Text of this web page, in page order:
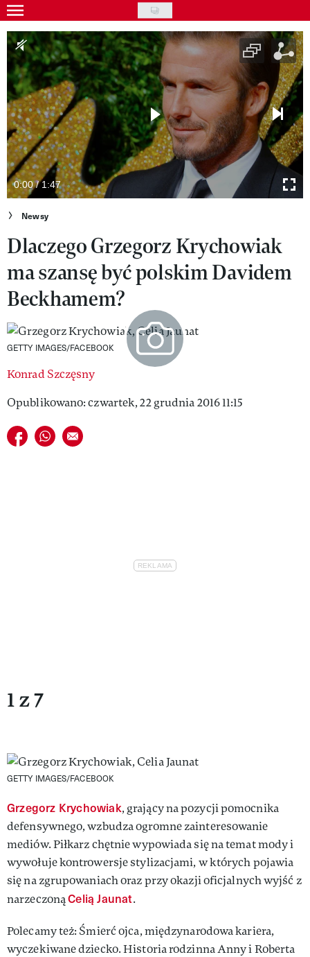
Skip
to
main
content
Gwiazdy
Ludzie
Moda
Uroda
Styl życia
Kultura
Wideo
Nasze akcje
VIVA!ART
VIVA!MODA
VIVA!LIFESTYLE
MAGAZYN VIVA!
0:00 / 1:47
Newsy
Dlaczego Grzegorz Krychowiak
ma szansę być polskim Davidem
Beckhamem?
GETTY IMAGES/FACEBOOK
Konrad Szczęsny
Opublikowano: czwartek, 22 grudnia 2016 11:15
Udostępnij na facebook
Udostępnij na whatsapp
E-mail do przyjaciela
1 z 7
GETTY IMAGES/FACEBOOK
Grzegorz Krychowiak, grający na pozycji pomocnika
defensywnego, wzbudza ogromne zainteresowanie
mediów. Piłkarz chętnie wypowiada się na temat mody i
wywołuje kontrowersje stylizacjami, w których pojawia
się na zgrupowaniach oraz przy okazji oficjalnych wyjść z
narzeczonąCelią Jaunat.
Polecamy też: Śmierć ojca, międzynarodowa kariera,
wyczekiwane dziecko. Historia rodzinna Anny i Roberta